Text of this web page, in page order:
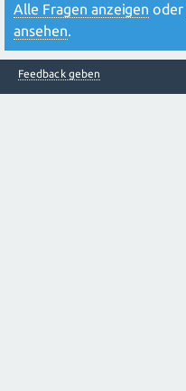
Alle Fragen anzeigen oder
ansehen.
Feedback geben